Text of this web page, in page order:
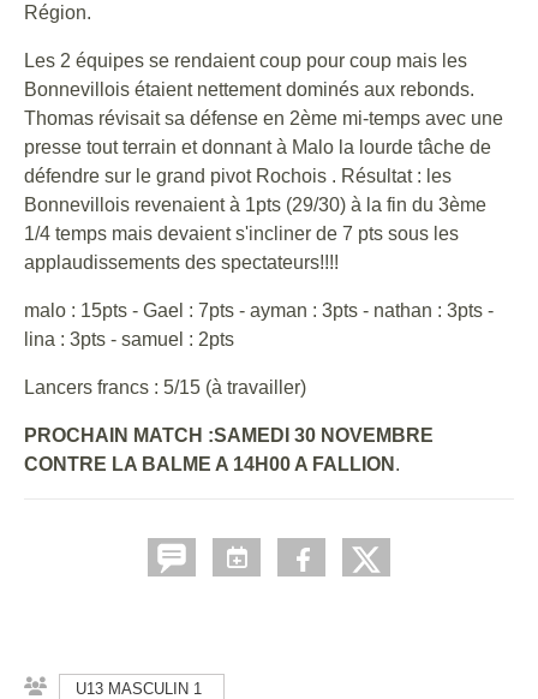
Région.
Les 2 équipes se rendaient coup pour coup mais les
Bonnevillois étaient nettement dominés aux rebonds.
Thomas révisait sa défense en 2ème mi-temps avec une
presse tout terrain et donnant à Malo la lourde tâche de
défendre sur le grand pivot Rochois . Résultat : les
Bonnevillois revenaient à 1pts (29/30) à la fin du 3ème
1/4 temps mais devaient s'incliner de 7 pts sous les
applaudissements des spectateurs!!!!
malo : 15pts - Gael : 7pts - ayman : 3pts - nathan : 3pts -
lina : 3pts - samuel : 2pts
Lancers francs : 5/15 (à travailler)
PROCHAIN MATCH :SAMEDI 30 NOVEMBRE
CONTRE LA BALME A 14H00 A FALLION .
U13 MASCULIN 1